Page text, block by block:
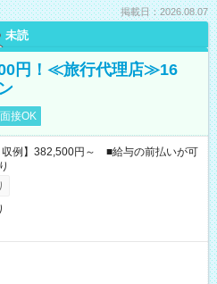
掲載日：2026.08.07
未読
円！≪旅行代理店≫16
接OK
例】382,500円～ ■給与の前払いが可